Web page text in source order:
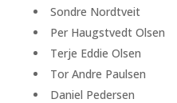
Sondre Nordtveit
Per Haugstvedt Olsen
Terje Eddie Olsen
Tor Andre Paulsen
Daniel Pedersen